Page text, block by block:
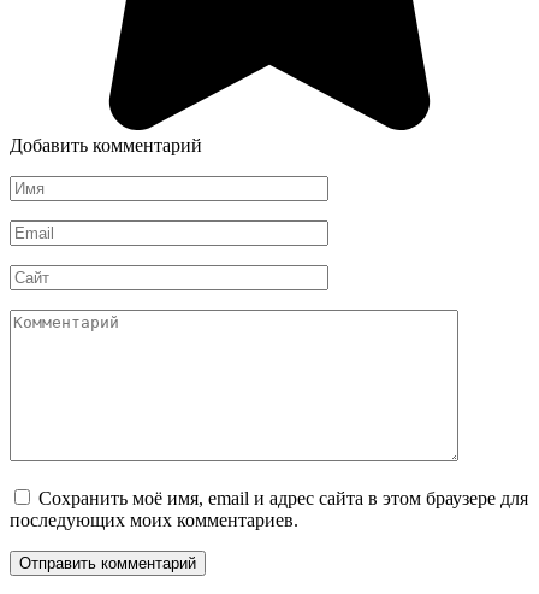
Добавить комментарий
Имя
*
Email
*
Сайт
Комментарий
Сохранить моё имя, email и адрес сайта в этом браузере для
последующих моих комментариев.